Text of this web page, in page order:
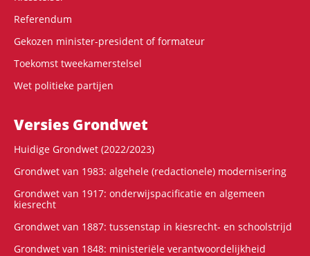
Referendum
Gekozen minister-president of formateur
Toekomst tweekamerstelsel
Wet politieke partijen
Versies Grondwet
Huidige Grondwet (2022/2023)
Grondwet van 1983: algehele (redactionele) modernisering
Grondwet van 1917: onderwijspacificatie en algemeen
kiesrecht
Grondwet van 1887: tussenstap in kiesrecht- en schoolstrijd
Grondwet van 1848: ministeriële verantwoordelijkheid